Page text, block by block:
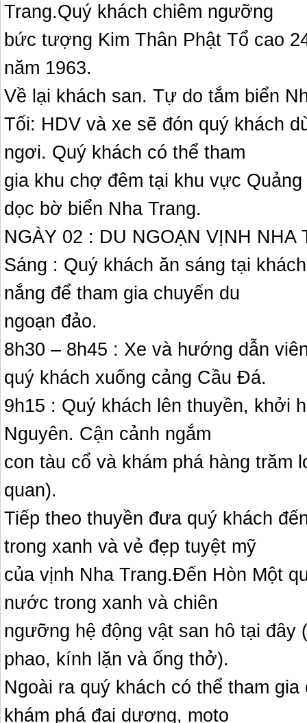
Trang.Quý khách chiêm ngưỡng
bức tượng Kim Thân Phật Tổ cao
năm 1963.
Về lại khách san. Tự do tắm biển
Tối: HDV và xe sẽ đón quý khách
ngơi. Quý khách có thể tham
gia khu chợ đêm tại khu vực
dọc bờ biển Nha Trang.
NGÀY 02 : DU NGOẠN VỊNH NHA
Sáng : Quý khách ăn sáng tại
nắng để tham gia chuyến du
ngoạn đảo.
8h30 – 8h45 : Xe và hướng dẫn
quý khách xuống cảng Cầu Đá.
9h15 : Quý khách lên thuyền, khởi
Nguyên. Cận cảnh ngắm
con tàu cổ và khám phá hàng trăm
quan).
Tiếp theo thuyền đưa quý khách
trong xanh và vẻ đẹp tuyệt mỹ
của vịnh Nha Trang.Đến Hòn Một
nước trong xanh và chiên
ngưỡng hệ động vật san hô tại đây
phao, kính lặn và ống thở).
Ngoài ra quý khách có thể tham
khám phá đại dương, moto